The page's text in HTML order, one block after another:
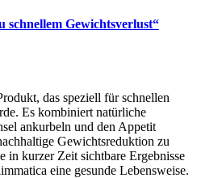
schnellem Gewichtsverlust“
das speziell für schnellen
Es kombiniert natürliche
ankurbeln und den Appetit
Gewichtsreduktion zu
in kurzer Zeit sichtbare Ergebnisse
eine gesunde Lebensweise.